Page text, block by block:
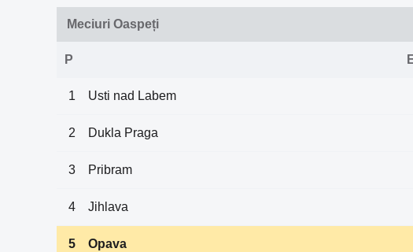
Meciuri Oaspeți
P
1 Usti nad Labem
2 Dukla Praga
3 Pribram
4 Jihlava
5 Opava